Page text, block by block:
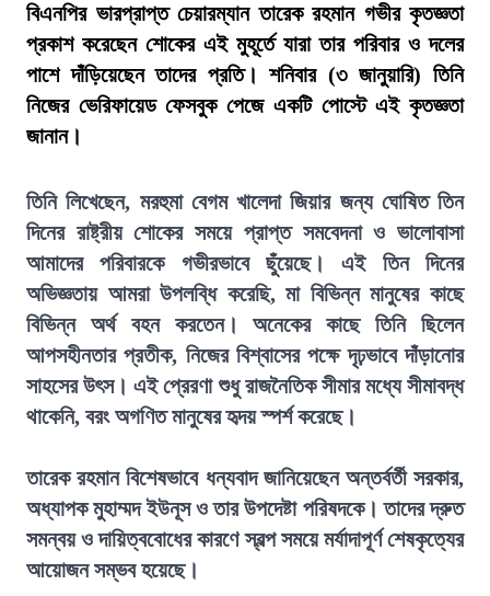
বিএনপির ভারপ্রাপ্ত চেয়ারম্যান তারেক রহমান গভীর কৃতজ্ঞতা
প্রকাশ করেছেন শোকের এই মুহূর্তে যারা তার পরিবার ও দলের
পাশে দাঁড়িয়েছেন তাদের প্রতি। শনিবার (৩ জানুয়ারি) তিনি
নিজের ভেরিফায়েড ফেসবুক পেজে একটি পোস্টে এই কৃতজ্ঞতা
জানান।
তিনি লিখেছেন, মরহুমা বেগম খালেদা জিয়ার জন্য ঘোষিত তিন
দিনের রাষ্ট্রীয় শোকের সময়ে প্রাপ্ত সমবেদনা ও ভালোবাসা
আমাদের পরিবারকে গভীরভাবে ছুঁয়েছে। এই তিন দিনের
অভিজ্ঞতায় আমরা উপলব্ধি করেছি, মা বিভিন্ন মানুষের কাছে
বিভিন্ন অর্থ বহন করতেন। অনেকের কাছে তিনি ছিলেন
আপসহীনতার প্রতীক, নিজের বিশ্বাসের পক্ষে দৃঢ়ভাবে দাঁড়ানোর
সাহসের উৎস। এই প্রেরণা শুধু রাজনৈতিক সীমার মধ্যে সীমাবদ্ধ
থাকেনি, বরং অগণিত মানুষের হৃদয় স্পর্শ করেছে।
তারেক রহমান বিশেষভাবে ধন্যবাদ জানিয়েছেন অন্তর্বর্তী সরকার,
অধ্যাপক মুহাম্মদ ইউনূস ও তার উপদেষ্টা পরিষদকে। তাদের দ্রুত
সমন্বয় ও দায়িত্ববোধের কারণে স্বল্প সময়ে মর্যাদাপূর্ণ শেষকৃত্যের
আয়োজন সম্ভব হয়েছে।